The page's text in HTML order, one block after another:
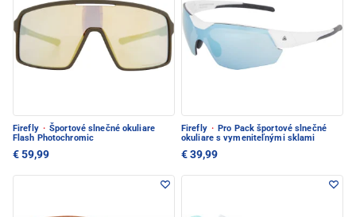
Firefly · Športové slnečné okuliare
Flash Photochromic
€ 59,99
Firefly · Pro Pack športové slnečné
okuliare s vymeniteľnými sklami
€ 39,99